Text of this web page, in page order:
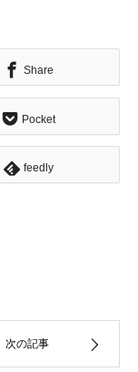
Share
Pocket
feedly
次の記事